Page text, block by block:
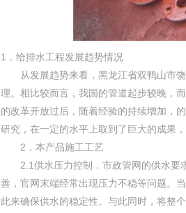
1．给排水工程发展趋势情况
从发展趋势来看，黑龙江省双鸭山市饶
理。相比较而言，我国的管道起步较晚，
的改革开放过后，随着经验的持续增加，
研究，在一定的水平上取到了巨大的成果
2．本产品施工工艺
2.1供水压力控制．市政管网的供水要求
善，官网末端经常出现压力不稳等问题。
此来确保供水的稳定性。与此同时，将整